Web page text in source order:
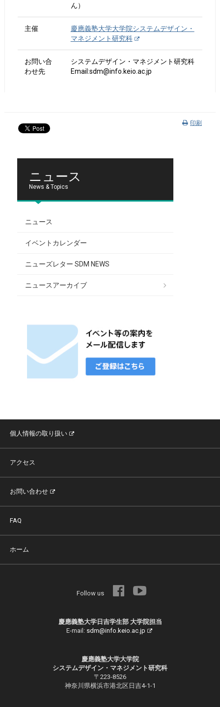
ん）
主催
慶應義塾大学大学院システムデザイン・
マネジメント研究科
お問い合
わせ先
システムデザイン・マネジメント研究科
Email:sdm@info.keio.ac.jp
印刷
ニュース
News & Topics
ニュース
イベントカレンダー
ニューズレター SDM NEWS
ニュースアーカイブ
個人情報の取り扱い
アクセス
お問い合わせ
FAQ
ホーム
Follow us
慶應義塾大学日吉学生部 大学院担当
E-mail: sdm@info.keio.ac.jp
慶應義塾大学大学院
システムデザイン・マネジメント研究科
〒223-8526
神奈川県横浜市港北区日吉4-1-1